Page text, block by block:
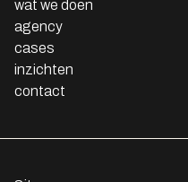
wat we doen
agency
cases
inzichten
contact